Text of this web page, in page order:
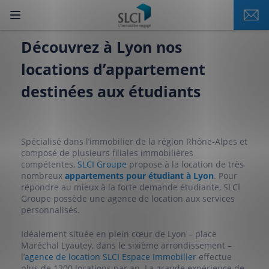
Découvrez à Lyon nos
locations d’appartement
destinées aux étudiants
Spécialisé dans l’immobilier de la région Rhône-Alpes et
composé de plusieurs filiales immobilières
compétentes, SLCI Groupe propose à la location de très
nombreux appartements pour étudiant à Lyon. Pour
répondre au mieux à la forte demande étudiante, SLCI
Groupe possède une agence de location aux services
personnalisés.
Idéalement située en plein cœur de Lyon – place
Maréchal Lyautey, dans le sixième arrondissement –
l’agence de location SLCI Espace Immobilier effectue